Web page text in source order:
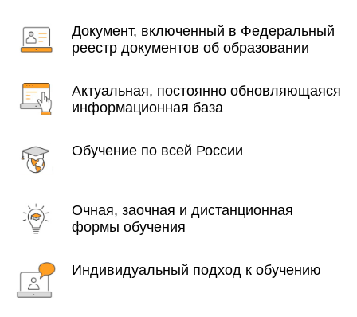
Документ, включенный в Федеральный
реестр документов об образовании
Актуальная, постоянно обновляющаяся
информационная база
Обучение по всей России
Очная, заочная и дистанционная
формы обучения
Индивидуальный подход к обучению